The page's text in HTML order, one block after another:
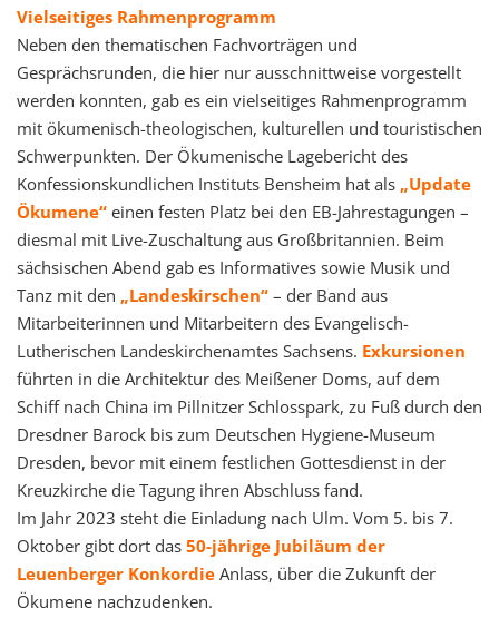
Vielseitiges Rahmenprogramm
Neben den thematischen Fachvorträgen und
Gesprächsrunden, die hier nur ausschnittweise vorgestellt
werden konnten, gab es ein vielseitiges Rahmenprogramm
mit ökumenisch-theologischen, kulturellen und touristischen
Schwerpunkten. Der Ökumenische Lagebericht des
Konfessionskundlichen Instituts Bensheim hat als „Update
Ökumene“ einen festen Platz bei den EB-Jahrestagungen –
diesmal mit Live-Zuschaltung aus Großbritannien. Beim
sächsischen Abend gab es Informatives sowie Musik und
Tanz mit den „Landeskirschen“ – der Band aus
Mitarbeiterinnen und Mitarbeitern des Evangelisch-
Lutherischen Landeskirchenamtes Sachsens. Exkursionen
führten in die Architektur des Meißener Doms, auf dem
Schiff nach China im Pillnitzer Schlosspark, zu Fuß durch den
Dresdner Barock bis zum Deutschen Hygiene-Museum
Dresden, bevor mit einem festlichen Gottesdienst in der
Kreuzkirche die Tagung ihren Abschluss fand.
Im Jahr 2023 steht die Einladung nach Ulm. Vom 5. bis 7.
Oktober gibt dort das 50-jährige Jubiläum der
Leuenberger Konkordie Anlass, über die Zukunft der
Ökumene nachzudenken.